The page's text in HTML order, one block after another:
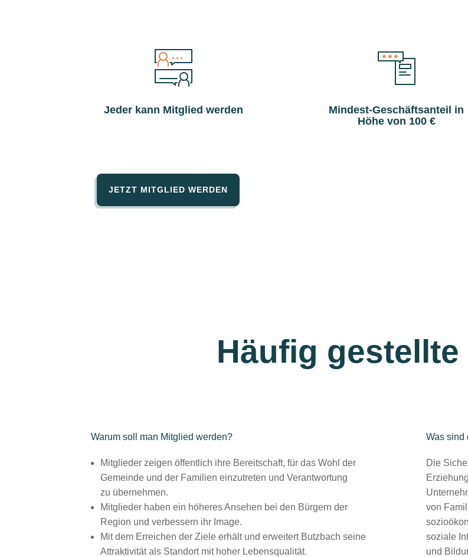
Jeder kann Mitglied werden
Mindest-Geschäftsanteil in
Höhe von 100 €
JETZT MITGLIED WERDEN
Häufig gestellte
Warum soll man Mitglied werden?
Mitglieder zeigen öffentlich ihre Bereitschaft, für das Wohl der
Gemeinde und der Familien einzutreten und Verantwortung
zu übernehmen.
Mitglieder haben ein höheres Ansehen bei den Bürgern der
Region und verbessern ihr Image.
Mit dem Erreichen der Ziele erhält und erweitert Butzbach seine
Attraktivität als Standort mit hoher Lebensqualität.
Was sind
Die
von
soziale
und